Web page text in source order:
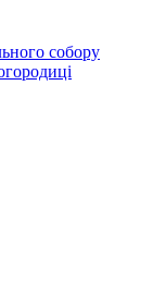
собору